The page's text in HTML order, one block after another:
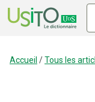
Accueil /Tous les